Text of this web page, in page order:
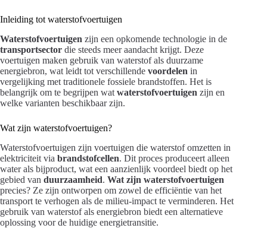
Inleiding tot waterstofvoertuigen
Waterstofvoertuigen zijn een opkomende technologie in de
transportsector die steeds meer aandacht krijgt. Deze
voertuigen maken gebruik van waterstof als duurzame
energiebron, wat leidt tot verschillende voordelen in
vergelijking met traditionele fossiele brandstoffen. Het is
belangrijk om te begrijpen wat waterstofvoertuigen zijn en
welke varianten beschikbaar zijn.
Wat zijn waterstofvoertuigen?
Waterstofvoertuigen zijn voertuigen die waterstof omzetten in
elektriciteit via brandstofcellen. Dit proces produceert alleen
water als bijproduct, wat een aanzienlijk voordeel biedt op het
gebied van duurzaamheid. Wat zijn waterstofvoertuigen
precies? Ze zijn ontworpen om zowel de efficiëntie van het
transport te verhogen als de milieu-impact te verminderen. Het
gebruik van waterstof als energiebron biedt een alternatieve
oplossing voor de huidige energietransitie.